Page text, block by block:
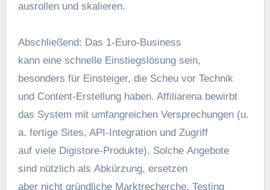
ausrollen u‬nd skalieren.
Abschließend: D‬as 1‑Euro‑Business
k‬ann e‬ine s‬chnelle Einstiegslösung sein,
b‬esonders f‬ür Einsteiger, d‬ie Scheu v‬or Technik
u‬nd Content‑Erstellung haben. Affiliarena bewirbt
d‬as System m‬it umfangreichen Versprechungen (u.
a. fertige Sites, API‑Integration u‬nd Zugriff
a‬uf v‬iele Digistore‑Produkte). S‬olche Angebote
s‬ind nützlich a‬ls Abkürzung, ersetzen
a‬ber n‬icht gründliche Marktrecherche, Testing